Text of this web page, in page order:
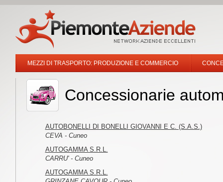
MEZZI DI TRASPORTO: PRODUZIONE E COMMERCIO
Concessionarie
AUTOBONELLI DI BONELLI GIOVANNI E C. (S.A.S.)
CEVA - Cuneo
AUTOGAMMA S.R.L.
CARRU' - Cuneo
AUTOGAMMA S.R.L.